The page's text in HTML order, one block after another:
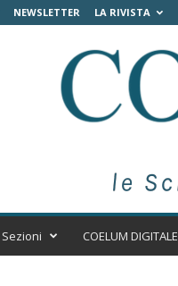
NEWSLETTER LA RIVISTA
Sezioni COELUM DIGITALE